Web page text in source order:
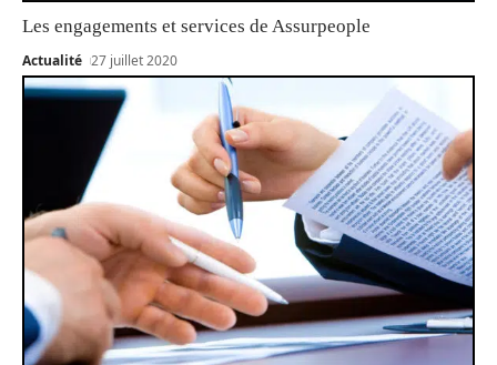
Les engagements et services de Assurpeople
Actualité 27 juillet 2020